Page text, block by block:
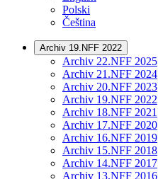
Polski
Čeština
Archiv 19.NFF 2022
Archiv 22.NFF 2025
Archiv 21.NFF 2024
Archiv 20.NFF 2023
Archiv 19.NFF 2022
Archiv 18.NFF 2021
Archiv 17.NFF 2020
Archiv 16.NFF 2019
Archiv 15.NFF 2018
Archiv 14.NFF 2017
Archiv 13.NFF 2016